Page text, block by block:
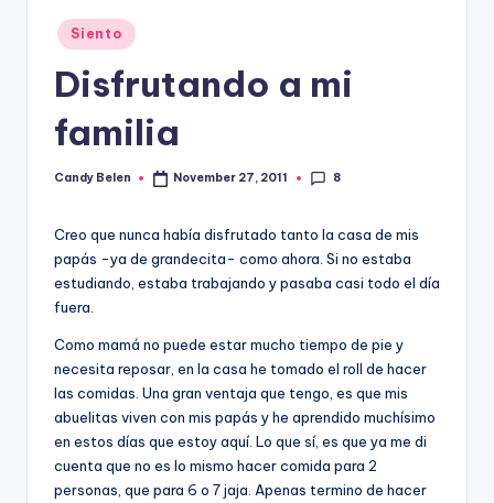
Posted
in
Siento
Disfrutando a mi
familia
Posted
Candy Belen November 27, 2011 8
Creo que nunca había disfrutado tanto la casa de mis
papás -ya de grandecita- como ahora. Si no estaba
estudiando, estaba trabajando y pasaba casi todo el día
fuera.
Como mamá no puede estar mucho tiempo de pie y
necesita reposar, en la casa he tomado el roll de hacer
las comidas. Una gran ventaja que tengo, es que mis
abuelitas viven con mis papás y he aprendido muchísimo
en estos días que estoy aquí. Lo que sí, es que ya me di
cuenta que no es lo mismo hacer comida para 2
personas, que para 6 o 7 jaja. Apenas termino de hacer